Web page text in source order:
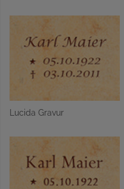
Lucida Gravur